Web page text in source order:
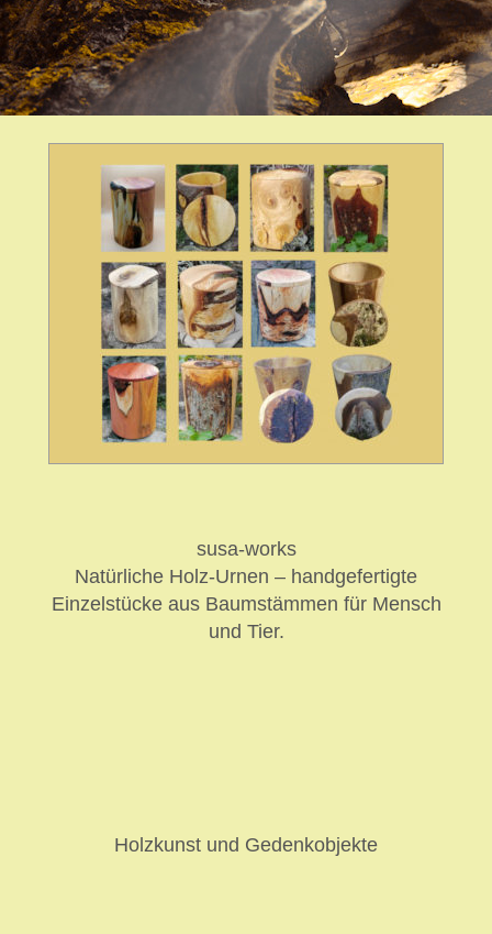
WEITER
ZUM
INHALT
susa-works
Natürliche Holz-Urnen – handgefertigte
Einzelstücke aus Baumstämmen für Mensch
und Tier.
Holzkunst und Gedenkobjekte